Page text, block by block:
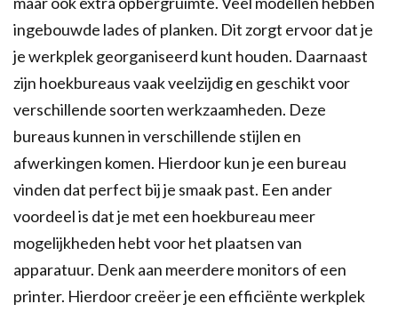
ingebouwde lades of planken. Dit zorgt ervoor dat je
je werkplek georganiseerd kunt houden. Daarnaast
zijn hoekbureaus vaak veelzijdig en geschikt voor
verschillende soorten werkzaamheden. Deze
bureaus kunnen in verschillende stijlen en
afwerkingen komen. Hierdoor kun je een bureau
vinden dat perfect bij je smaak past. Een ander
voordeel is dat je met een hoekbureau meer
mogelijkheden hebt voor het plaatsen van
apparatuur. Denk aan meerdere monitors of een
printer. Hierdoor creëer je een efficiënte werkplek